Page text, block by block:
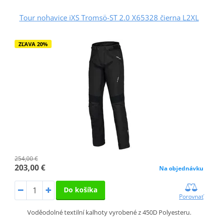
Tour nohavice iXS Tromsö-ST 2.0 X65328 čierna L2XL
ZĽAVA 20%
254,00 €
203,00 € Na objednávku
Do košíka
Porovnať
Voděodolné textilní kalhoty vyrobené z 450D Polyesteru.